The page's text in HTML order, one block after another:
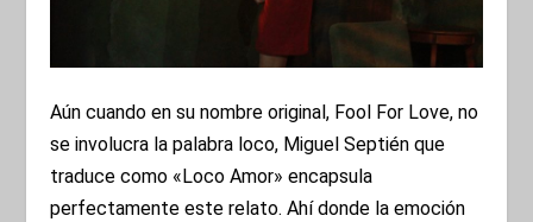
Aún cuando en su nombre original, Fool For Love, no
se involucra la palabra loco, Miguel Septién que
traduce como «Loco Amor» encapsula
perfectamente este relato. Ahí donde la emoción